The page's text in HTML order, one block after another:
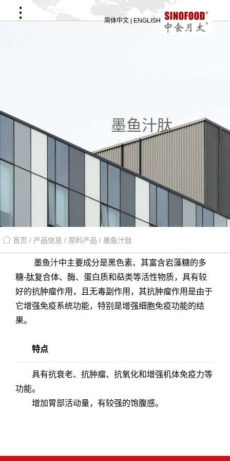
简体中文 | ENGLISH
墨鱼汁肽
首页 / 产品信息 / 原料产品 / 墨鱼汁肽
墨鱼汁中主要成分是黑色素、其富含岩藻糖的多
糖-肽复合体、酶、蛋白质和萜类等活性物质，具有较
好的抗肿瘤作用，且无毒副作用，其抗肿瘤作用是由于
它增强免疫系统功能，特别是增强细胞免疫功能的结
果。
特点
具有抗衰老、抗肿瘤、抗氧化和增强机体免疫力等
功能。
增加胃部活动量，有较强的饱腹感。